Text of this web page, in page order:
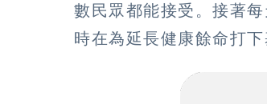
數民眾都能接受。接著
時在為延長健康餘命打